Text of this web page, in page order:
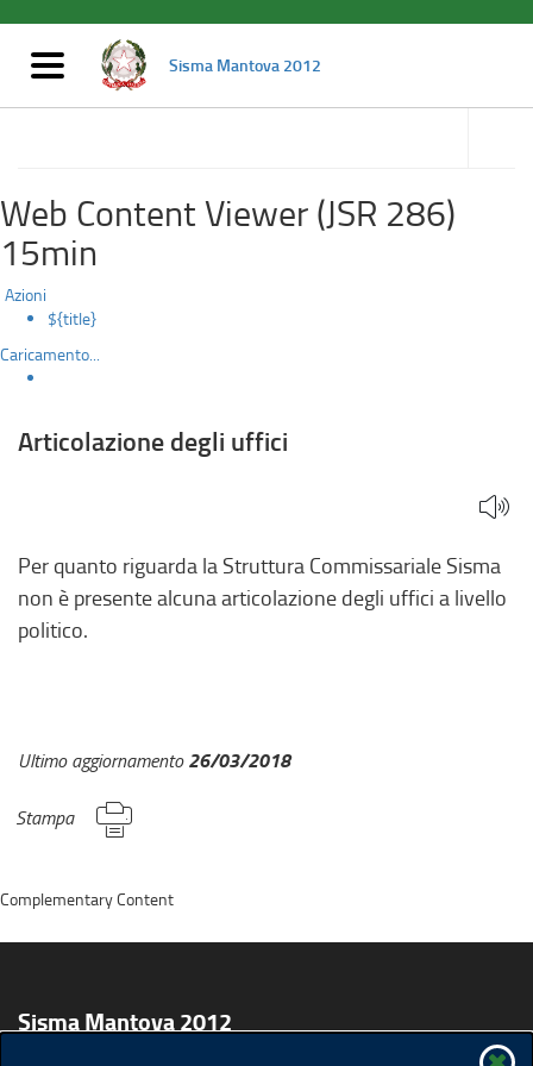
contenuto
principale
Articolazione
degli
uffici
Mostra/nascondi
navigazione
Sisma Mantova 2012
accedi
Web Content Viewer (JSR 286)
15min
Azioni
${title}
Caricamento...
Articolazione degli uffici
Per quanto riguarda la Struttura Commissariale Sisma
non è presente alcuna articolazione degli uffici a livello
politico.
Ultimo aggiornamento26/03/2018
Stampa
Sisma Mantova 2012
Complementary Content